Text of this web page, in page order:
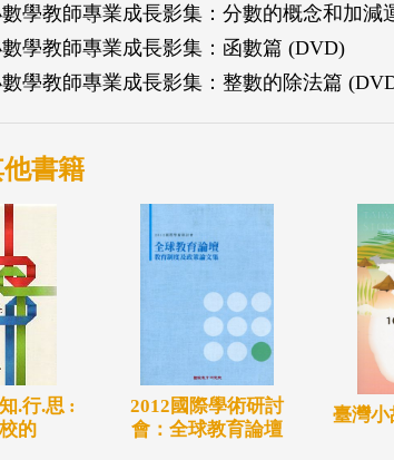
數的類型，不論被除數是整數或分數，多數
不是整數的「相當於」問題。分數除法算則
時，可以用被除數乘上除數倒數的方法算出
分數除法問題的經驗之後，教師就可以幫
算出「除數是分數、沒有餘數的包含除及
學教師專業成長影集：分數的概念和加減
學教師專業成長影集：函數篇 (DVD)
學教師專業成長影集：整數的除法篇
書籍
.行.思 :
的
2012國際學術研討
會：全球教育論壇
臺灣小